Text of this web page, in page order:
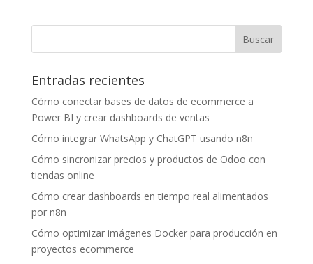
Entradas recientes
Cómo conectar bases de datos de ecommerce a
Power BI y crear dashboards de ventas
Cómo integrar WhatsApp y ChatGPT usando n8n
Cómo sincronizar precios y productos de Odoo con
tiendas online
Cómo crear dashboards en tiempo real alimentados
por n8n
Cómo optimizar imágenes Docker para producción en
proyectos ecommerce